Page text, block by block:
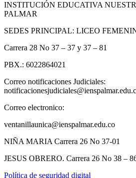
INSTITUCIÓN EDUCATIVA
PALMAR
SEDES PRINCIPAL: LICEO
Carrera 28 No 37 – 37 y 37 – 81
PBX.: 6022864021
Correo notificaciones Judiciales:
Correo electronico:
ventanillaunica@ienspalmar.edu.co
NIÑA MARIA Carrera 26 No 37-01
JESUS OBRERO. Carrera 26 No 38 –
Política de seguridad digital